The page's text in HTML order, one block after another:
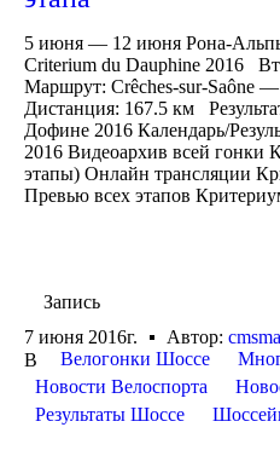
5 июня — 12 июня Рона-
Criterium du Dauphine 2016
Маршрут: Crêches-sur-Saône —
Дистанция: 167.5 км
Дофине 2016 Календарь/
2016 Видеоархив всей гонки
этапы) Онлайн трансляции
Превью всех этапов
Запись
7 июня 2016г.
Автор:
В
Велогонки Шоссе
Новости Велоспорта
Результаты Шоссе